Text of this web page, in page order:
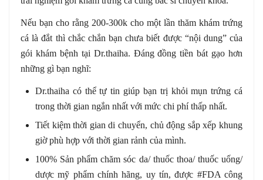
Nếu bạn cho rằng 200-300k cho một lần thăm khám trứng
cá là đắt thì chắc chắn bạn chưa biết được “nội dung” của
gói khám bệnh tại Dr.thaiha. Đáng đồng tiền bát gạo hơn
những gì bạn nghĩ:
Dr.thaiha có thể tự tin giúp bạn trị khỏi mụn trứng cá
trong thời gian ngắn nhất với mức chi phí thấp nhất.
Tiết kiệm thời gian di chuyển, chủ động sắp xếp khung
giờ phù hợp với thời gian rảnh của mình.
100% Sản phẩm chăm sóc da/ thuốc thoa/ thuốc uống/
dược mỹ phẩm chính hãng, uy tín, được #FDA công